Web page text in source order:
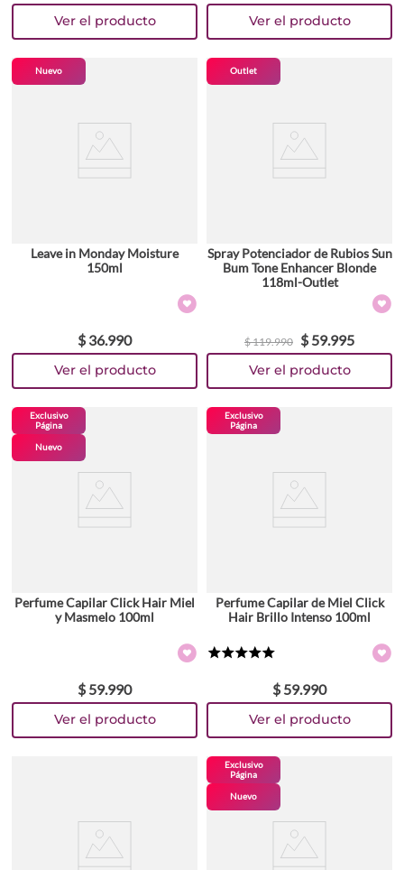
Nuevo
Leave in Monday Moisture
150ml
$ 36.990
Outlet
Spray Potenciador de Rubios Sun
Bum Tone Enhancer Blonde
118ml-Outlet
$119.990 $ 59.995
Exclusivo
Página
Nuevo
Perfume Capilar Click Hair Miel
y Masmelo 100ml
$ 59.990
Exclusivo
Página
Perfume Capilar de Miel Click
Hair Brillo Intenso 100ml
$ 59.990
Exclusivo
Página
Nuevo